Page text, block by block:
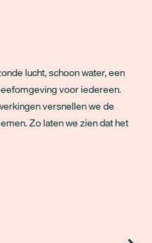
lucht, schoon water, een
voor iedereen.
versnellen we de
Zo laten we zien dat het